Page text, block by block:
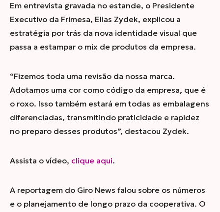
Em entrevista gravada no estande, o Presidente
Executivo da Frimesa, Elias Zydek, explicou a
estratégia por trás da nova identidade visual que
passa a estampar o mix de produtos da empresa.
“Fizemos toda uma revisão da nossa marca.
Adotamos uma cor como código da empresa, que é
o roxo. Isso também estará em todas as embalagens
diferenciadas, transmitindo praticidade e rapidez
no preparo desses produtos”, destacou Zydek.
Assista o vídeo, clique aqui.
A reportagem do Giro News falou sobre os números
e o planejamento de longo prazo da cooperativa. O